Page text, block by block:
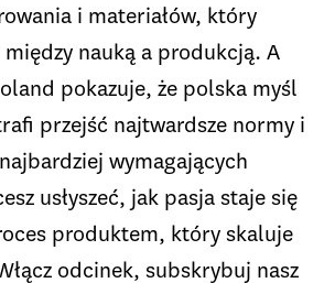
i materiałów, który
nauką a produkcją. A
pokazuje, że polska myśl
przejść najtwardsze normy i
wymagających
usłyszeć, jak pasja staje się
produktem, który skaluje
odcinek, subskrybuj nasz